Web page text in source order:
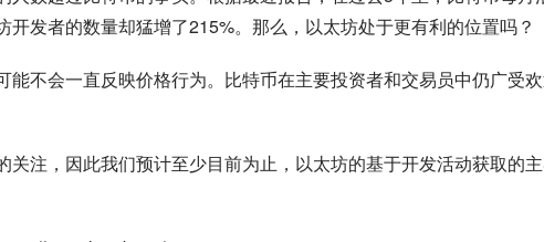
发者的数量却猛增了215%。那么，以太坊处于更有利的位置吗？
不会一直反映价格行为。比特币在主要投资者和交易员中仍广受欢
关注，因此我们预计至少目前为止，以太坊的基于开发活动获取的